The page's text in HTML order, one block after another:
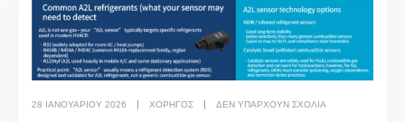
28 ΙΑΝΟΥΑΡΊΟΥ 2026 ΧΟΡΗΓΌΣ ΔΕΝ ΥΠΆΡΧΟΥΝ ΣΧΌΛΙΑ
Επικοινωνήστε μαζί μας
Διεύθυνση: No.299 Jinsuo Road, Εθνική Ζώνη υψηλής τεχνολογίας,